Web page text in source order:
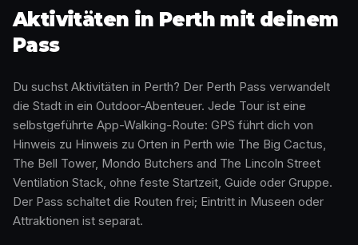
Aktivitäten in Perth mit deinem
Pass
Du suchst Aktivitäten in Perth? Der Perth Pass verwandelt
die Stadt in ein Outdoor-Abenteuer. Jede Tour ist eine
selbstgeführte App-Walking-Route: GPS führt dich von
Hinweis zu Hinweis zu Orten in Perth wie The Big Cactus,
The Bell Tower, Mondo Butchers and The Lincoln Street
Ventilation Stack, ohne feste Startzeit, Guide oder Gruppe.
Der Pass schaltet die Routen frei; Eintritt in Museen oder
Attraktionen ist separat.